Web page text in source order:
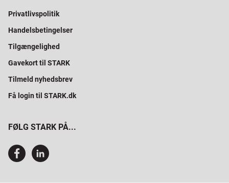
Privatlivspolitik
Handelsbetingelser
Tilgængelighed
Gavekort til STARK
Tilmeld nyhedsbrev
Få login til STARK.dk
FØLG STARK PÅ...